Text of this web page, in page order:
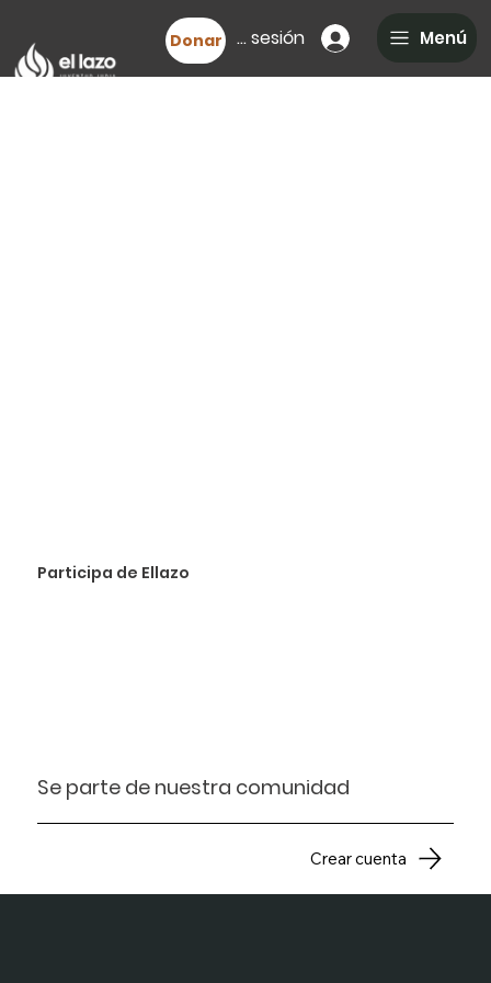
Iniciar sesión Menú
Donar
Participa de Ellazo
Crear cuenta
Se parte de nuestra comunidad